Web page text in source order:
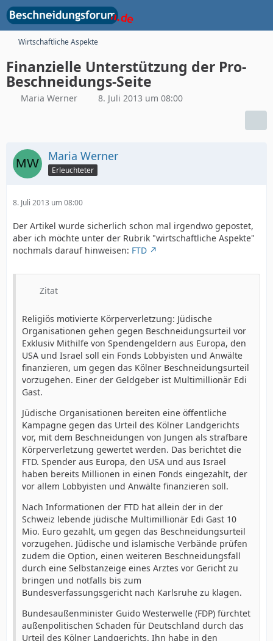
Wirtschaftliche Aspekte
Finanzielle Unterstützung der Pro-
Beschneidungs-Seite
Maria Werner 8. Juli 2013 um 08:00
Maria Werner
Erleuchteter
8. Juli 2013 um 08:00
Der Artikel wurde sicherlich schon mal irgendwo gepostet,
aber ich möchte unter der Rubrik "wirtschaftliche Aspekte"
nochmals darauf hinweisen: FTD
Zitat
Religiös motivierte Körperverletzung: Jüdische
Organisationen gehen gegen Beschneidungsurteil vor
Exklusiv Mithilfe von Spendengeldern aus Europa, den
USA und Israel soll ein Fonds Lobbyisten und Anwälte
finanzieren, um gegen das Kölner Beschneidungsurteil
vorzugehen. Einer der Geldgeber ist Multimillionär Edi
Gast.
Jüdische Organisationen bereiten eine öffentliche
Kampagne gegen das Urteil des Kölner Landgerichts
vor, mit dem Beschneidungen von Jungen als strafbare
Körperverletzung gewertet werden. Das berichtet die
FTD. Spender aus Europa, den USA und aus Israel
haben bereits Millionen in einen Fonds eingezahlt, der
vor allem Lobbyisten und Anwälte finanzieren soll.
Nach Informationen der FTD hat allein der in der
Schweiz lebende jüdische Multimillionär Edi Gast 10
Mio. Euro gezahlt, um gegen das Beschneidungsurteil
vorzugehen. Jüdische und islamische Verbände prüfen
zudem die Option, einen weiteren Beschneidungsfall
durch eine Selbstanzeige eines Arztes vor Gericht zu
bringen und notfalls bis zum
Bundesverfassungsgericht nach Karlsruhe zu klagen.
Bundesaußenminister Guido Westerwelle (FDP) fürchtet
außenpolitischen Schaden für Deutschland durch das
Urteil des Kölner Landgerichts. Ihn habe in den